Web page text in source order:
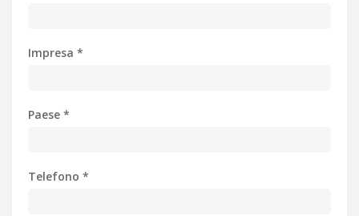
Impresa *
Paese *
Telefono *